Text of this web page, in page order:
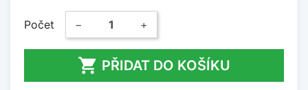
Počet − +
 PŘIDAT DO KOŠÍKU